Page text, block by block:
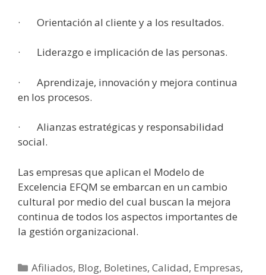
· Orientación al cliente y a los resultados.
· Liderazgo e implicación de las personas.
· Aprendizaje, innovación y mejora continua
en los procesos.
· Alianzas estratégicas y responsabilidad
social.
Las empresas que aplican el Modelo de
Excelencia EFQM se embarcan en un cambio
cultural por medio del cual buscan la mejora
continua de todos los aspectos importantes de
la gestión organizacional.
Afiliados, Blog, Boletines,Calidad, Empresas,